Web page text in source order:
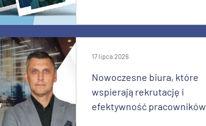
17 lipca 2026
Nowoczesne biura, które
wspierają rekrutację i
efektywność pracowników